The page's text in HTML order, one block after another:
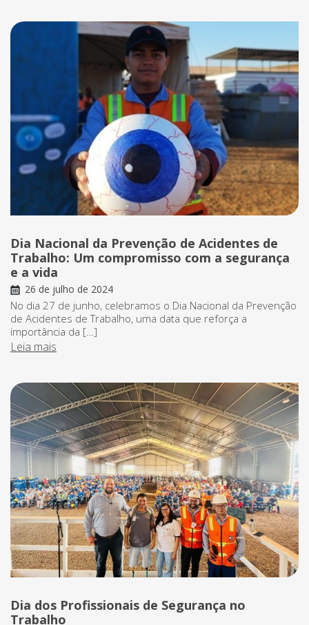
Dia Nacional da Prevenção de Acidentes de
Trabalho: Um compromisso com a segurança
e a vida
26 de julho de 2024
No dia 27 de junho, celebramos o Dia Nacional da Prevenção
de Acidentes de Trabalho, uma data que reforça a
importância da […]
Leia mais
Dia dos Profissionais de Segurança no
Trabalho